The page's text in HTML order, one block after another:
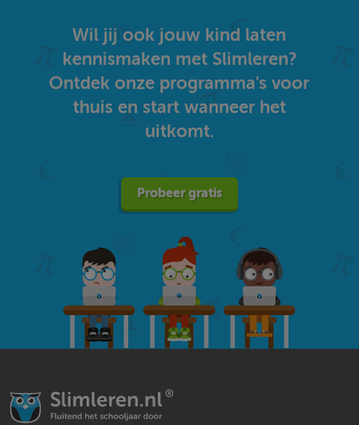
Wil jij ook jouw kind laten
kennismaken met Slimleren?
Ontdek onze programma's voor
thuis en start wanneer het
uitkomt.
Probeer gratis